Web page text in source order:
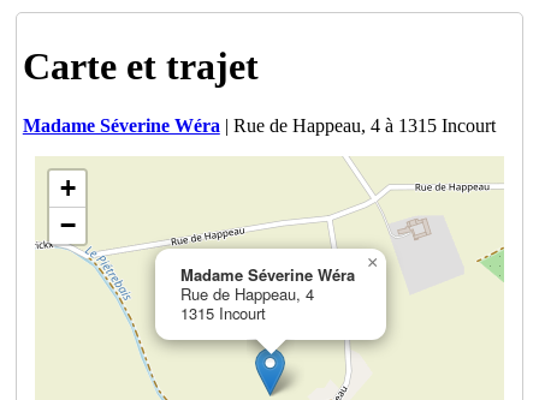
Carte et trajet
Madame Séverine Wéra | Rue de Happeau, 4 à 1315 Incourt
Madame Séverine Wéra
Rue de Happeau, 4
1315 Incourt
×
+
−